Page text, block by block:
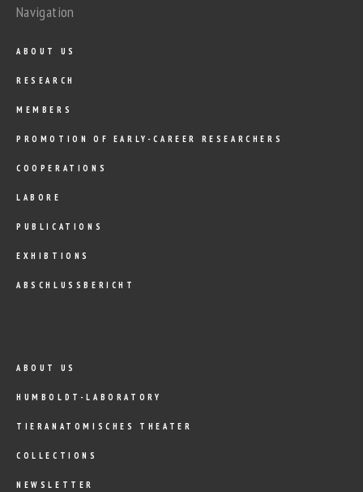
Navigation
ABOUT US
RESEARCH
MEMBERS
PROMOTION OF EARLY-CAREER RESEARCHERS
COOPERATIONS
LABORE
PUBLICATIONS
EXHIBTIONS
ABSCHLUSSBERICHT
ABOUT US
HUMBOLDT-LABORATORY
TIERANATOMISCHES THEATER
COLLECTIONS
NEWSLETTER